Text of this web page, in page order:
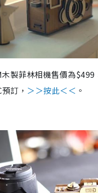
木製菲林相機售價為$499
訂， ＞＞按此＜＜ 。